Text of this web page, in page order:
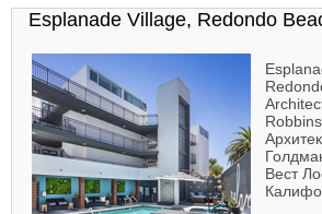
Esplanade Village, Redondo
Вест